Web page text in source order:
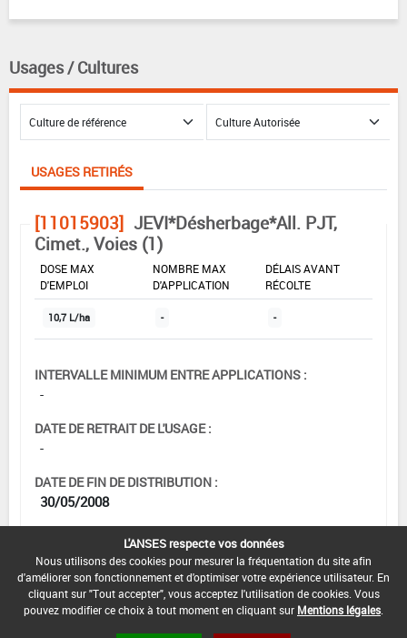
Usages / Cultures
USAGES RETIRÉS
[11015903] JEVI*Désherbage*All. PJT,
Cimet., Voies (1)
DOSE MAX
D'EMPLOI
NOMBRE MAX
D'APPLICATION
DÉLAIS AVANT
RÉCOLTE
10,7 L/ha - -
INTERVALLE MINIMUM ENTRE APPLICATIONS :
-
DATE DE RETRAIT DE L'USAGE :
-
DATE DE FIN DE DISTRIBUTION :
30/05/2008
DATE DE FIN D'UTILISATION :
13/12/2008
L'ANSES respecte vos données
Nous utilisons des cookies pour mesurer la fréquentation du site afin
d'améliorer son fonctionnement et d'optimiser votre expérience utilisateur. En
cliquant sur "Tout accepter", vous acceptez l'utilisation de cookies. Vous
pouvez modifier ce choix à tout moment en cliquant sur Mentions légales